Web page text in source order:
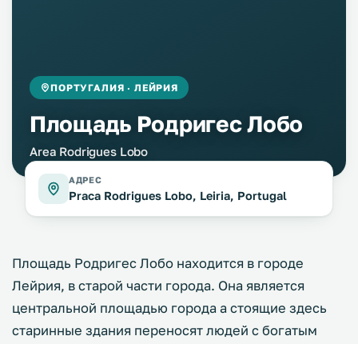
ПОРТУГАЛИЯ · ЛЕЙРИЯ
Площадь Родригес Лобо
Area Rodrigues Lobo
АДРЕС
Praca Rodrigues Lobo, Leiria, Portugal
Площадь Родригес Лобо находится в городе
Лейрия, в старой части города. Она является
центральной площадью города а стоящие здесь
старинные здания переносят людей с богатым